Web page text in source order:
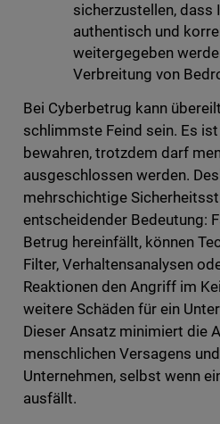
sicherzustellen, dass
authentisch und
weitergegeben
Verbreitung von
Bei Cyberbetrug kann
schlimmste Feind sein. Es
bewahren, trotzdem darf
ausgeschlossen werden.
mehrschichtige
entscheidender Bedeutung:
Betrug hereinfällt, können
Filter, Verhaltensanalysen
Reaktionen den Angriff im
weitere Schäden für ein
Dieser Ansatz minimiert die
menschlichen Versagens
Unternehmen, selbst wenn
ausfällt.